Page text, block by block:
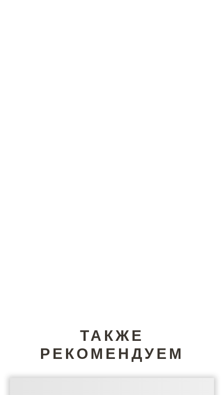
ТАКЖЕ
РЕКОМЕНДУЕМ